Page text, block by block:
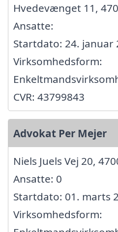
Hvedevænget 11,
Ansatte:
Startdato: 24. januar
Virksomhedsform:
CVR: 43799843
Advokat Per Mejer
Niels Juels Vej 20,
Ansatte: 0
Startdato: 01. marts
Virksomhedsform: